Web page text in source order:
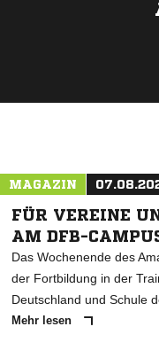
MAGAZIN
FÜR VEREINE
AM DFB-
Das Wochenende des
der Fortbildung in der
Deutschland und Schule
Mehr lesen